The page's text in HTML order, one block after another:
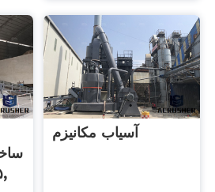
۱۵ آبان ۱۳۹۹),دوحه,
آسیاب مکانیزم